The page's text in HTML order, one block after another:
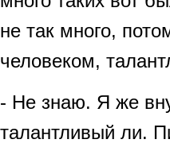
не так много,
человеком,
- Не знаю. Я же
талантливый ли.